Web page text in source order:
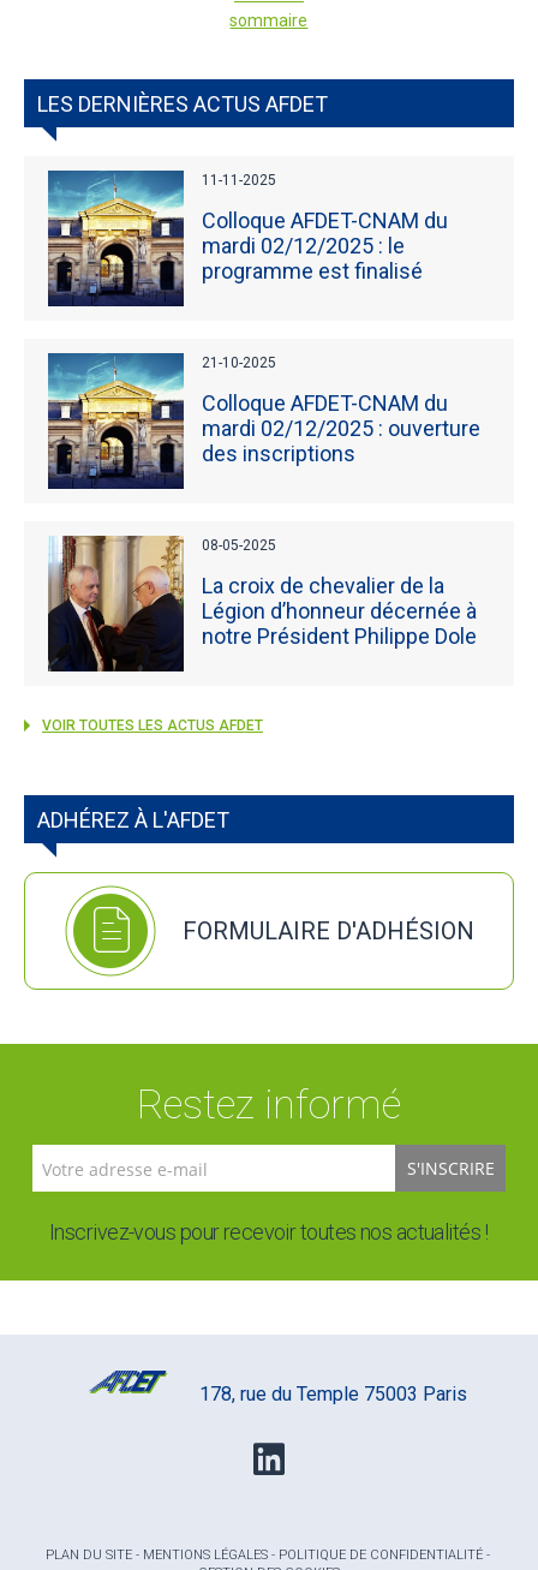
sommaire
LES DERNIÈRES ACTUS AFDET
11-11-2025
Colloque AFDET-CNAM du
mardi 02/12/2025 : le
programme est finalisé
21-10-2025
Colloque AFDET-CNAM du
mardi 02/12/2025 : ouverture
des inscriptions
08-05-2025
La croix de chevalier de la
Légion d’honneur décernée à
notre Président Philippe Dole
VOIR TOUTES LES ACTUS AFDET
ADHÉREZ À L'AFDET
FORMULAIRE D'ADHÉSION
Restez informé
S'INSCRIRE
Inscrivez-vous pour recevoir toutes nos actualités !
178, rue du Temple 75003 Paris
PLAN DU SITE- MENTIONS LÉGALES- POLITIQUE DE CONFIDENTIALITÉ-